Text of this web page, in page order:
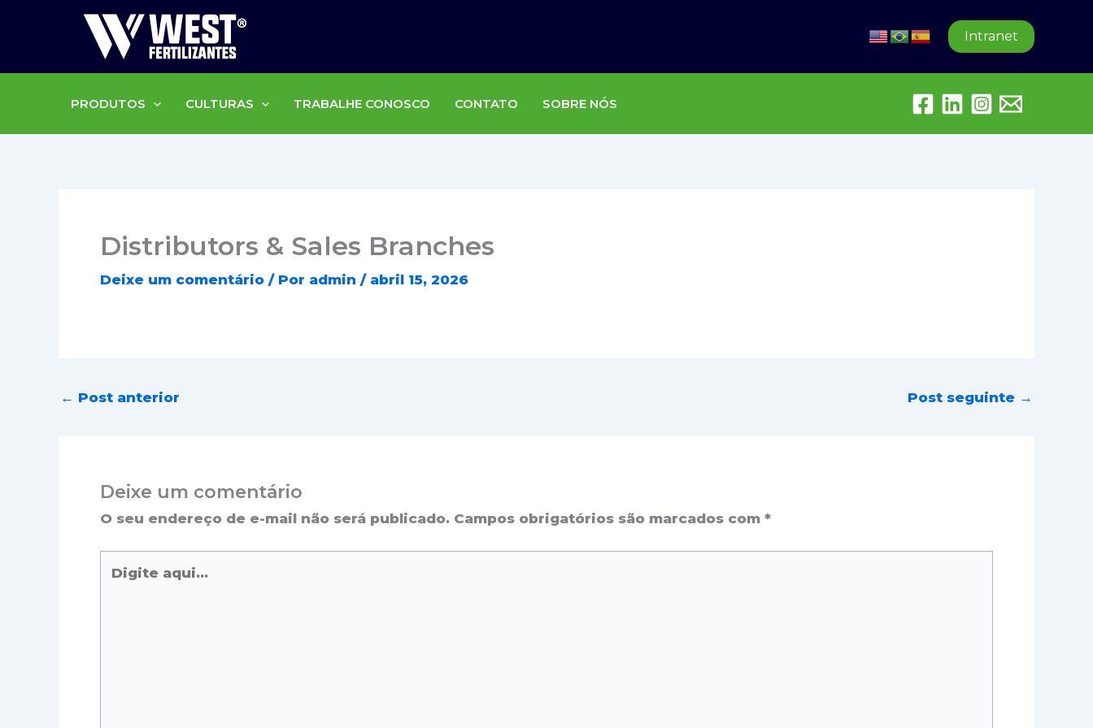
Intranet
PRODUTOS CULTURAS TRABALHE CONOSCO CONTATO SOBRE NÓS
Distributors & Sales Branches
Deixe um comentário / Por admin / abril 15, 2026
← Post anterior Post seguinte →
Deixe um comentário
O seu endereço de e-mail não será publicado. Campos obrigatórios são marcados com *
aqui...